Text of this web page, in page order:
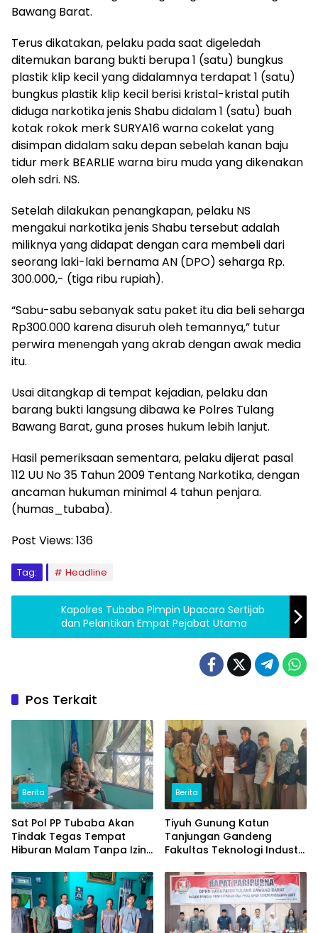
Bawang Barat.
Terus dikatakan, pelaku pada saat digeledah
ditemukan barang bukti berupa 1 (satu) bungkus
plastik klip kecil yang didalamnya terdapat 1 (satu)
bungkus plastik klip kecil berisi kristal-kristal putih
diduga narkotika jenis Shabu didalam 1 (satu) buah
kotak rokok merk SURYA16 warna cokelat yang
disimpan didalam saku depan sebelah kanan baju
tidur merk BEARLIE warna biru muda yang dikenakan
oleh sdri. NS.
Setelah dilakukan penangkapan, pelaku NS
mengakui narkotika jenis Shabu tersebut adalah
miliknya yang didapat dengan cara membeli dari
seorang laki-laki bernama AN (DPO) seharga Rp.
300.000,- (tiga ribu rupiah).
“Sabu-sabu sebanyak satu paket itu dia beli seharga
Rp300.000 karena disuruh oleh temannya,” tutur
perwira menengah yang akrab dengan awak media
itu.
Usai ditangkap di tempat kejadian, pelaku dan
barang bukti langsung dibawa ke Polres Tulang
Bawang Barat, guna proses hukum lebih lanjut.
Hasil pemeriksaan sementara, pelaku dijerat pasal
112 UU No 35 Tahun 2009 Tentang Narkotika, dengan
ancaman hukuman minimal 4 tahun penjara.
(humas_tubaba).
Post Views: 136
Tag: Headline
Kapolres Tubaba Pimpin Upacara Sertijab
dan Pelantikan Empat Pejabat Utama
Pos Terkait
Berita
Sat Pol PP Tubaba Akan
Tindak Tegas Tempat
Hiburan Malam Tanpa Izin
Berita
Tiyuh Gunung Katun
Tanjungan Gandeng
Fakultas Teknologi Industri
Potensi Ikan Lomou
Menjadi Prodak Unggulan